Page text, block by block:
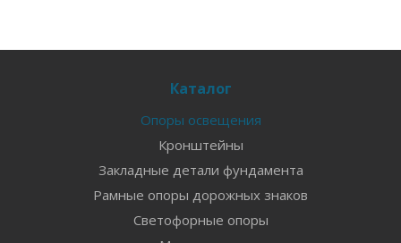
Каталог
Опоры освещения
Кронштейны
Закладные детали фундамента
Рамные опоры дорожных знаков
Светофорные опоры